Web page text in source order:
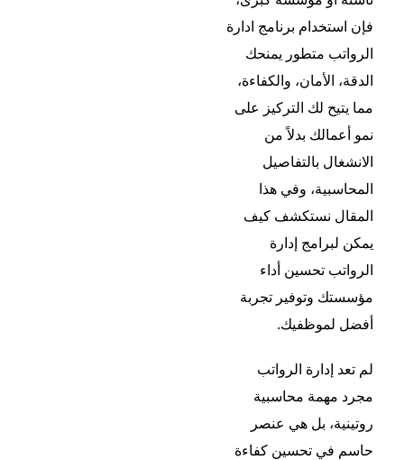
فإن استخدام برنامج ادارة
الرواتب متطور يمنحك
الدقة، الأمان، والكفاءة،
مما يتيح لك التركيز على
نمو أعمالك بدلاً من
الانشغال بالتفاصيل
المحاسبية، وفي هذا
المقال نستكشف كيف
يمكن لبرامج إدارة
الرواتب تحسين أداء
مؤسستك وتوفير تجربة
أفضل لموظفيك.
لم تعد إدارة الرواتب
مجرد مهمة محاسبية
روتينية، بل هي عنصر
حاسم في تحسين كفاءة